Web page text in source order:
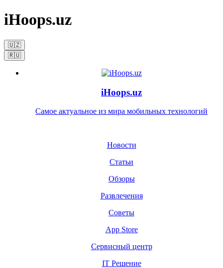
iHoops.uz
🇺🇿
🇷🇺
iHoops.uz
Самое актуальное из мира мобильных технологий
Новости
Статьи
Обзоры
Развлечения
Советы
App Store
Сервисный центр
IT Решение